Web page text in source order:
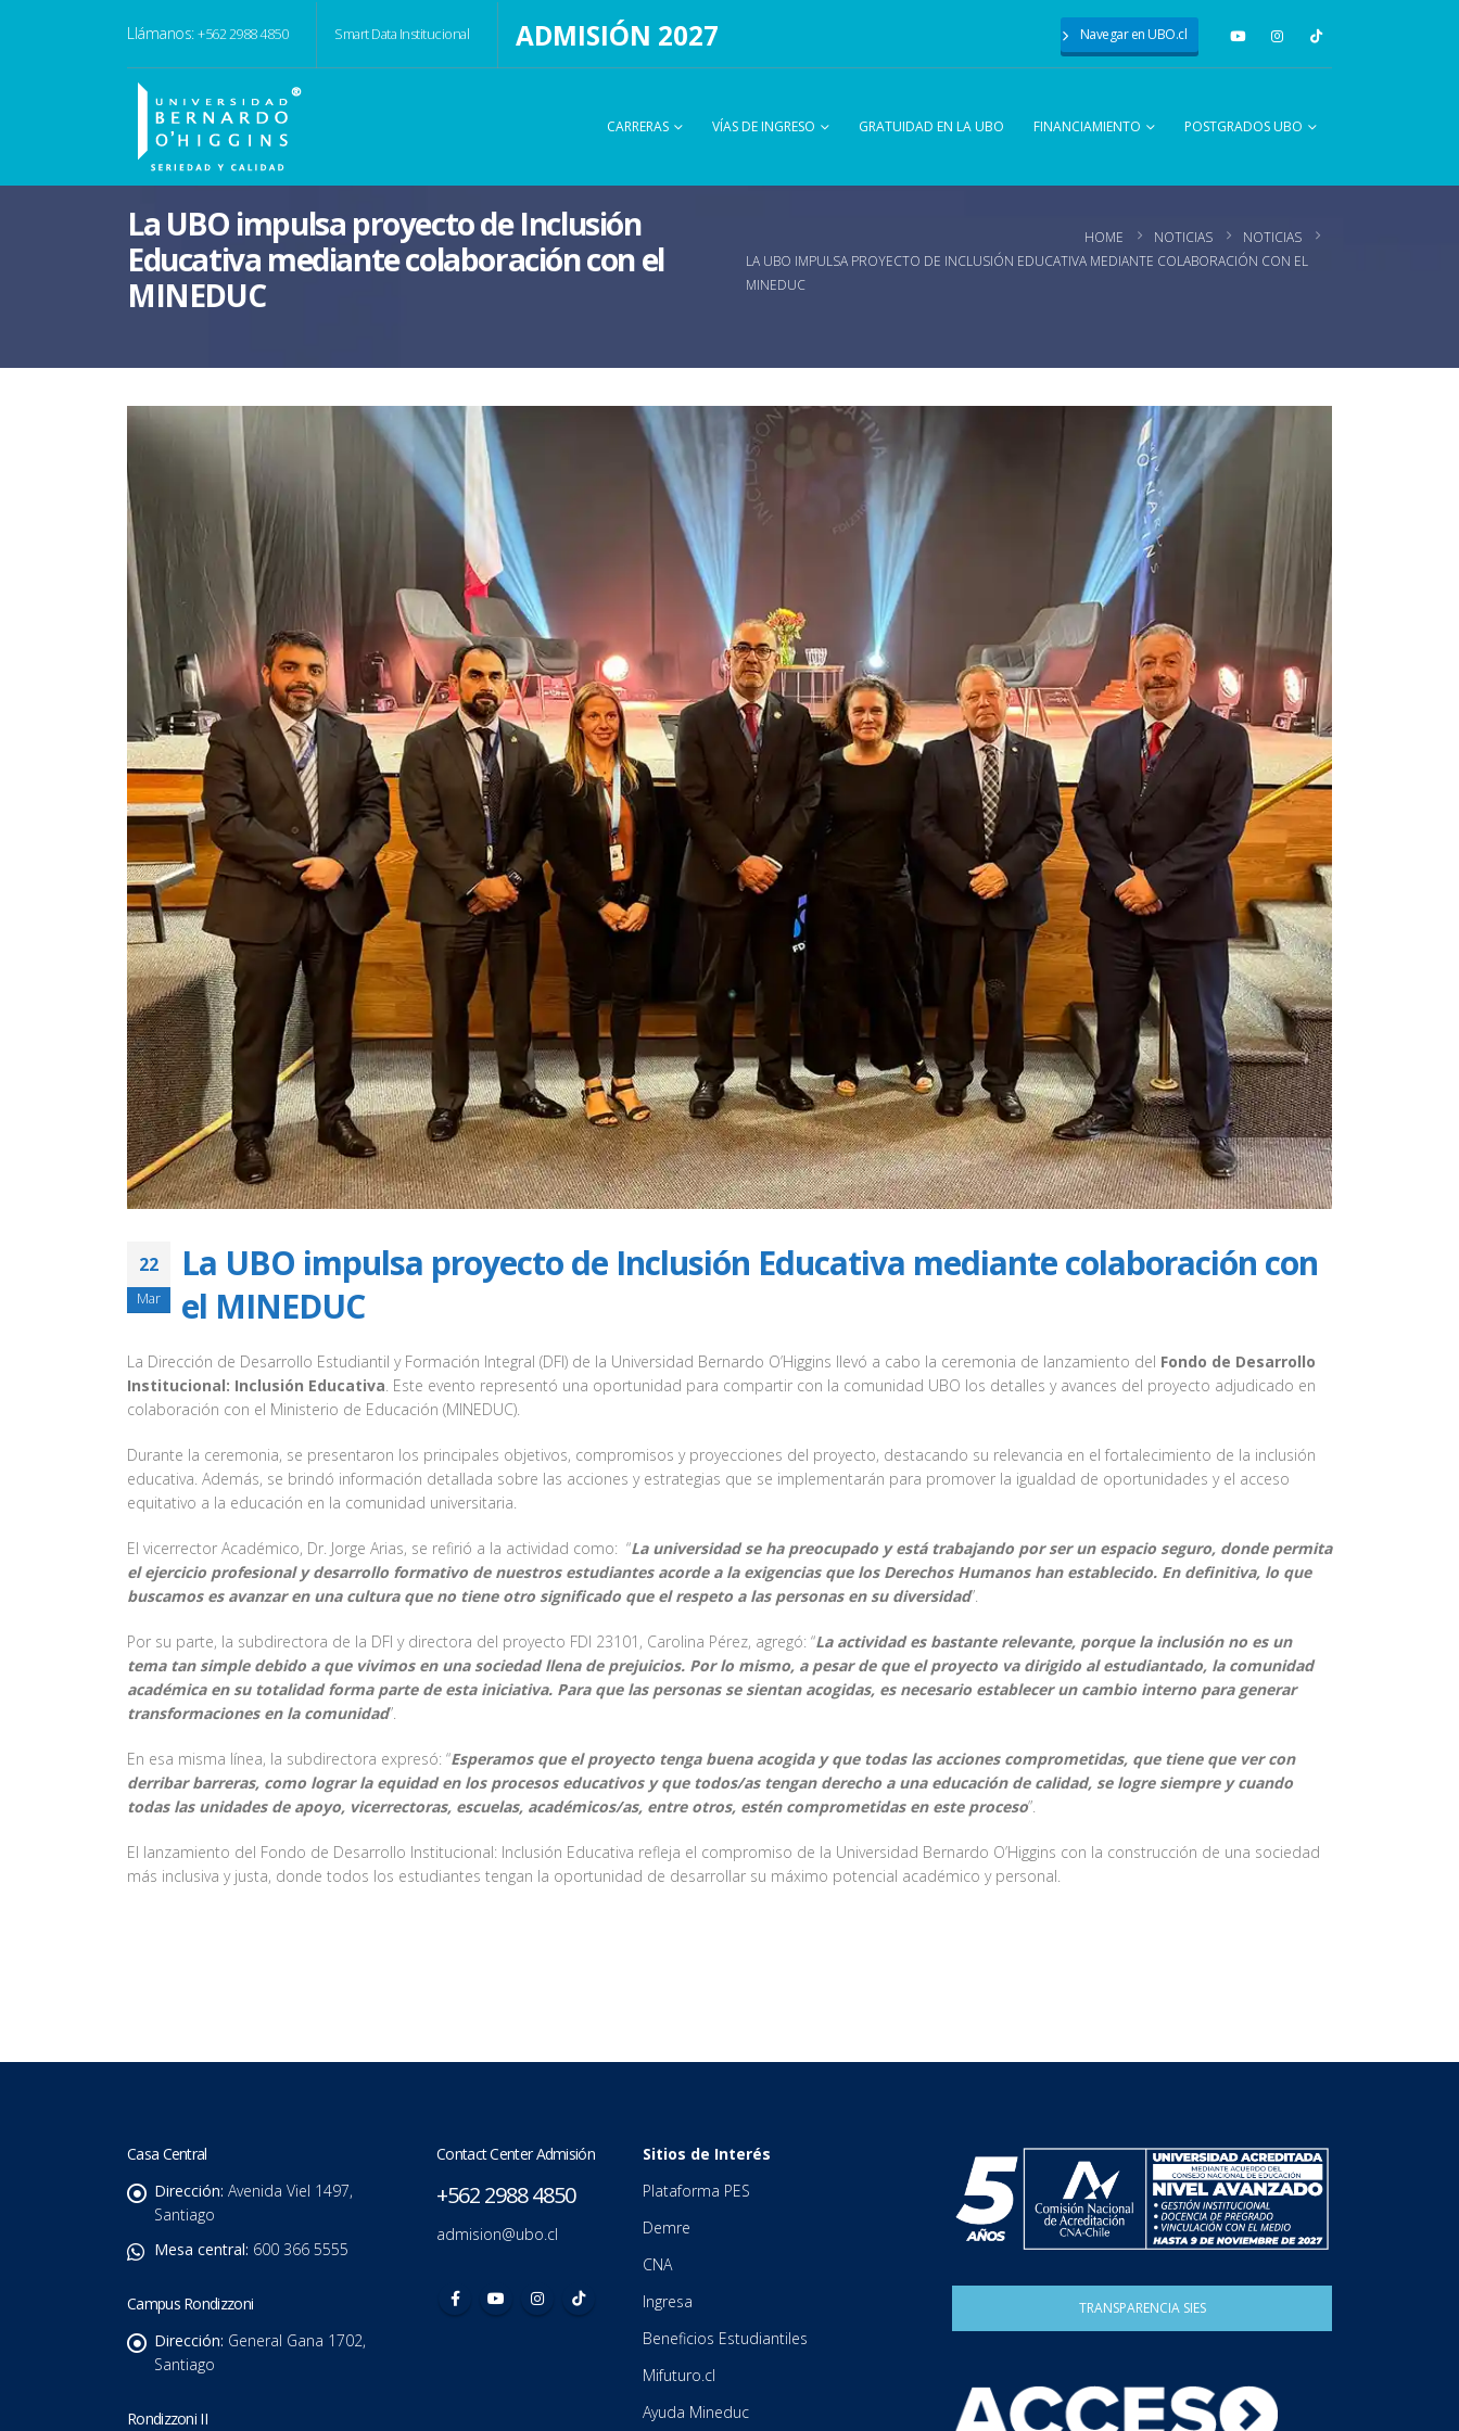
Llámanos:+562 2988 4850 Smart Data Institucional ADMISIÓN 2027 Navegar en UBO.cl
CARRERAS VÍAS DE INGRESO GRATUIDAD EN LA UBO FINANCIAMIENTO POSTGRADOS UBO
La UBO impulsa proyecto de Inclusión
Educativa mediante colaboración con el
MINEDUC
HOME NOTICIAS
NOTICIAS
LA UBO IMPULSA PROYECTO DE INCLUSIÓN EDUCATIVA MEDIANTE COLABORACIÓN CON EL
MINEDUC
22
Mar
La UBO impulsa proyecto de Inclusión Educativa mediante colaboración con
el MINEDUC
La Dirección de Desarrollo Estudiantil y Formación Integral (DFI) de la Universidad Bernardo O’Higgins llevó a cabo la ceremonia de lanzamiento del Fondo de Desarrollo
Institucional: Inclusión Educativa. Este evento representó una oportunidad para compartir con la comunidad UBO los detalles y avances del proyecto adjudicado en
colaboración con el Ministerio de Educación (MINEDUC).
Durante la ceremonia, se presentaron los principales objetivos, compromisos y proyecciones del proyecto, destacando su relevancia en el fortalecimiento de la inclusión
educativa. Además, se brindó información detallada sobre las acciones y estrategias que se implementarán para promover la igualdad de oportunidades y el acceso
equitativo a la educación en la comunidad universitaria.
El vicerrector Académico, Dr. Jorge Arias, se refirió a la actividad como: “La universidad se ha preocupado y está trabajando por ser un espacio seguro, donde permita
el ejercicio profesional y desarrollo formativo de nuestros estudiantes acorde a la exigencias que los Derechos Humanos han establecido. En definitiva, lo que
buscamos es avanzar en una cultura que no tiene otro significado que el respeto a las personas en su diversidad”.
Por su parte, la subdirectora de la DFI y directora del proyecto FDI 23101, Carolina Pérez, agregó: “La actividad es bastante relevante, porque la inclusión no es un
tema tan simple debido a que vivimos en una sociedad llena de prejuicios. Por lo mismo, a pesar de que el proyecto va dirigido al estudiantado, la comunidad
académica en su totalidad forma parte de esta iniciativa. Para que las personas se sientan acogidas, es necesario establecer un cambio interno para generar
transformaciones en la comunidad”.
En esa misma línea, la subdirectora expresó: “Esperamos que el proyecto tenga buena acogida y que todas las acciones comprometidas, que tiene que ver con
derribar barreras, como lograr la equidad en los procesos educativos y que todos/as tengan derecho a una educación de calidad, se logre siempre y cuando
todas las unidades de apoyo, vicerrectoras, escuelas, académicos/as, entre otros, estén comprometidas en este proceso”.
El lanzamiento del Fondo de Desarrollo Institucional: Inclusión Educativa refleja el compromiso de la Universidad Bernardo O’Higgins con la construcción de una sociedad
más inclusiva y justa, donde todos los estudiantes tengan la oportunidad de desarrollar su máximo potencial académico y personal.
Casa Central
Dirección: Avenida Viel 1497,
Santiago
Mesa central: 600 366 5555
Campus Rondizzoni
Dirección: General Gana 1702,
Santiago
Rondizzoni II
Contact Center Admisión
+562 2988 4850
admision@ubo.cl
Sitios de Interés
Plataforma PES
Demre
CNA
Ingresa
Beneficios Estudiantiles
Mifuturo.cl
Ayuda Mineduc
TRANSPARENCIA SIES